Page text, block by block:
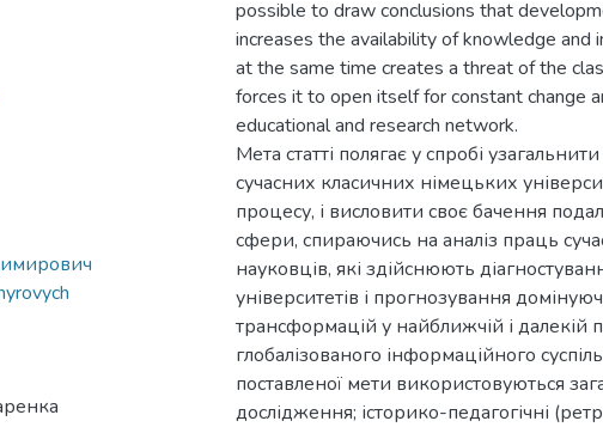
possible to draw conclusions that
increases the availability of knowledge and
at the same time creates a threat of the
forces it to open itself for constant change
educational and research network.
Мета статті полягає у спробі
сучасних класичних німецьких
процесу, і висловити своє бачення
сфери, спираючись на аналіз праць
науковців, які здійснюють
університетів і прогнозування
трансформацій у найближчій і далекій
глобалізованого інформаційного
поставленої мети використовуються
дослідження; історико-педагогічні